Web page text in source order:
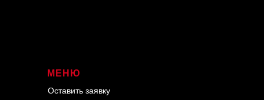
МЕНЮ
Оставить заявку